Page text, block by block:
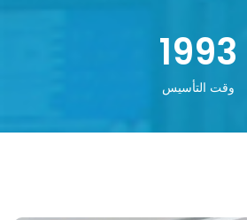
1993
وقت التأسيس